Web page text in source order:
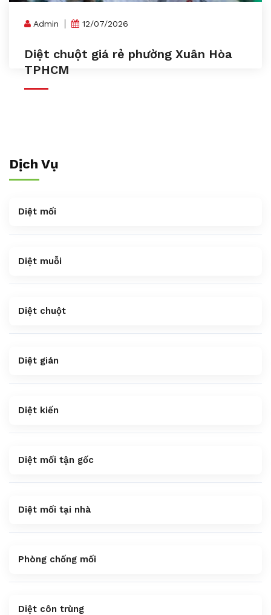
Admin 12/07/2026
Diệt chuột giá rẻ phường Xuân Hòa
TPHCM
Dịch Vụ
Diệt mối
Diệt muỗi
Diệt chuột
Diệt gián
Diệt kiến
Diệt mối tận gốc
Diệt mối tại nhà
Phòng chống mối
Diệt côn trùng